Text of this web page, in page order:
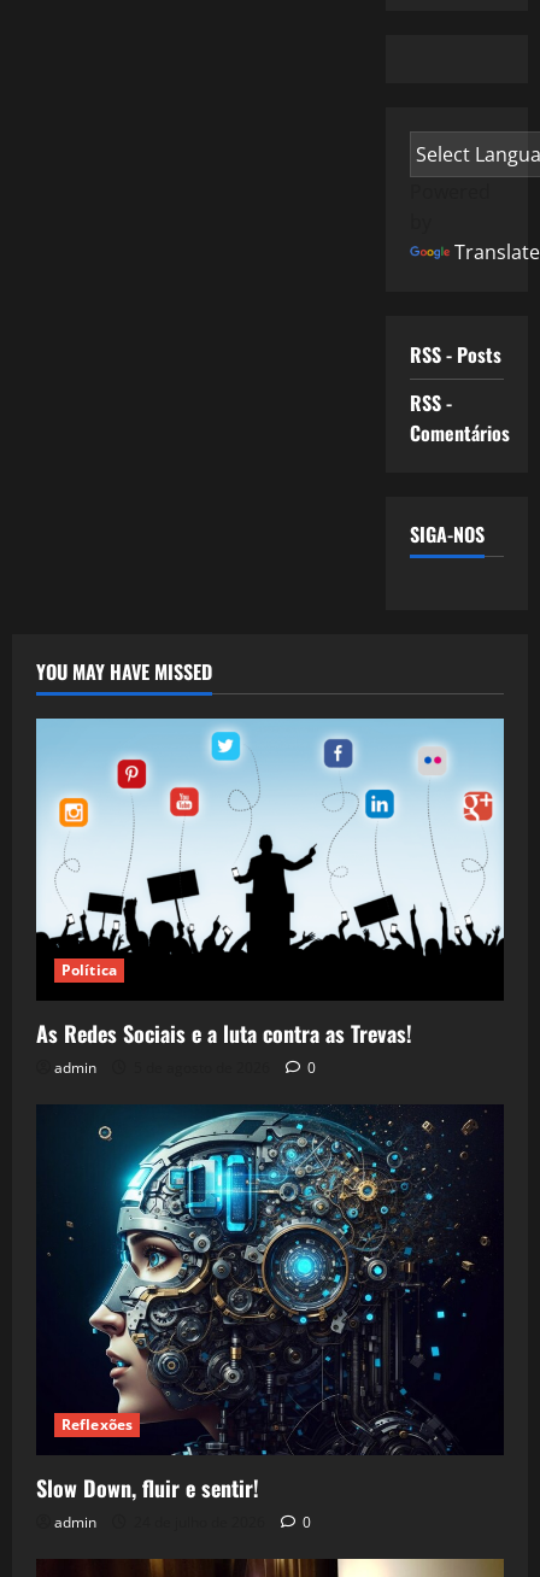
Translate
RSS - Posts
RSS -
Comentários
SIGA-NOS
YOU MAY HAVE MISSED
Política
As Redes Sociais e a luta contra as Trevas!
admin 0
Reflexões
Slow Down, fluir e sentir!
admin 0